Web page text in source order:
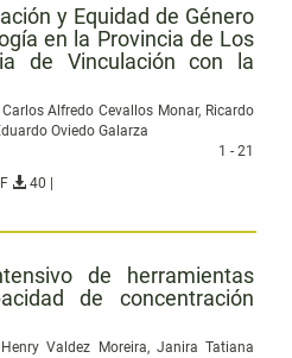
y Equidad de Género
en la Provincia de Los
de Vinculación con la
Alfredo Cevallos Monar, Ricardo
Oviedo Galarza
1 - 21
40 |
de herramientas
de concentración
Valdez Moreira, Janira Tatiana